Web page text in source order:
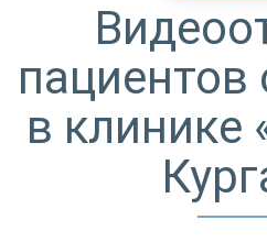
пациентов
в клинике